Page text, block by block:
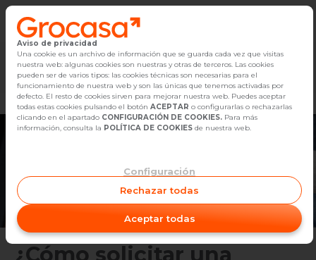
Vender
Buscar Inmuebles
Alquiler
Empleo
Oficinas
Contacto
Marketplace Empleo Diseño Reforma
Aviso de privacidad
Una cookie es un archivo de información que se guarda cada vez que visitas
nuestra web: algunas cookies son nuestras y otras de terceros. Las cookies
pueden ser de varios tipos: las cookies técnicas son necesarias para el
funcionamiento de nuestra web y son las únicas que tenemos activadas por
defecto. El resto de cookies sirven para mejorar nuestra web. Puedes aceptar
todas estas cookies pulsando el botón ACEPTAR o configurarlas o rechazarlas
clicando en el apartado CONFIGURACIÓN DE COOKIES. Para más
información, consulta la POLÍTICA DE COOKIES de nuestra web.
Configuración
Rechazar todas
Aceptar todas